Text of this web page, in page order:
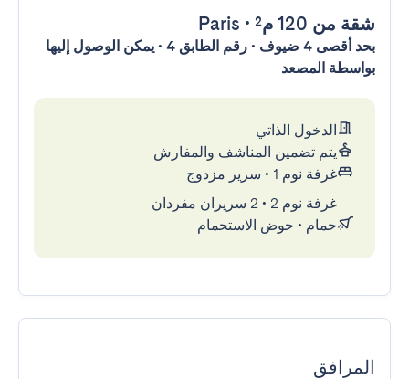
شقة من 120 م² •
Paris
بحد أقصى 4 ضيوف • رقم الطابق 4 • يمكن الوصول إليها
بواسطة المصعد
الدخول الذاتي
يتم تضمين المناشف والمفارش
غرفة نوم 1
• سرير مزدوج
غرفة نوم 2
• 2 سريران مفردان
حمام • حوض الاستحمام
المرافق